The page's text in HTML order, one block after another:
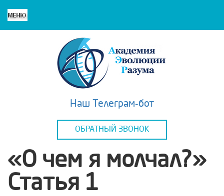
Наш Телеграм-бот
ОБРАТНЫЙ ЗВОНОК
«О чем я молчал?»
Статья 1